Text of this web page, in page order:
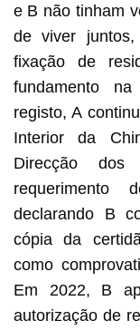
e B não tinham
de viver juntos,
fixação de
fundamento
registo, A
Interior da
Direcção
requerimento
declarando B
cópia da
como
Em 2022, B
autorização de